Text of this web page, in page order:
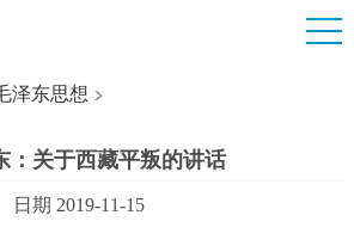
泽东思想
：关于西藏平叛的讲话
日期 2019-11-15